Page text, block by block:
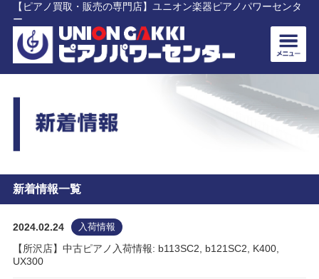
【ピアノ買取・販売の専門店】ユニオン楽器ピアノパワーセンタ
ー
新着情報一覧
2024.02.24 入荷情報
【所沢店】中古ピアノ入荷情報: b113SC2, b121SC2, K400,
UX300